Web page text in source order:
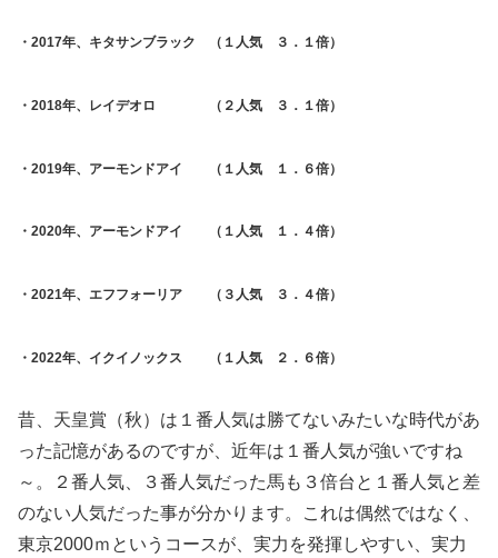
・2017年、キタサンブラック （１人気 ３．１倍）
・2018年、レイデオロ （２人気 ３．１倍）
・2019年、アーモンドアイ （１人気 １．６倍）
・2020年、アーモンドアイ （１人気 １．４倍）
・2021年、エフフォーリア （３人気 ３．４倍）
・2022年、イクイノックス （１人気 ２．６倍）
昔、天皇賞（秋）は１番人気は勝てないみたいな時代があ
った記憶があるのですが、近年は１番人気が強いですね
～。２番人気、３番人気だった馬も３倍台と１番人気と差
のない人気だった事が分かります。これは偶然ではなく、
東京2000ｍというコースが、実力を発揮しやすい、実力